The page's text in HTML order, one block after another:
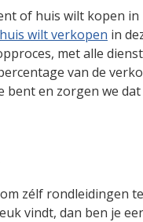
of huis wilt kopen
huis wilt verkopen in
met alle
van de
bent en zorgen we
zélf rondleidingen
vindt, dan ben je